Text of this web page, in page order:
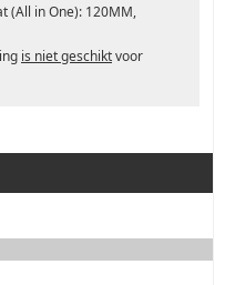
(All in One): 120MM,
is niet geschiktvoor